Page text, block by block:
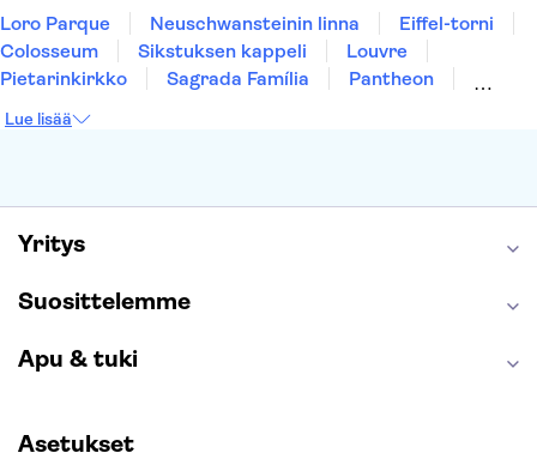
Loro Parque Neuschwansteinin linna
Eiffel-torni
Colosseum
Sikstuksen kappeli
Louvre
Pietarinkirkko
Sagrada Família
Pantheon
Keukenhof
Lue lisää
Yritys
Suosittelemme
Apu & tuki
Asetukset